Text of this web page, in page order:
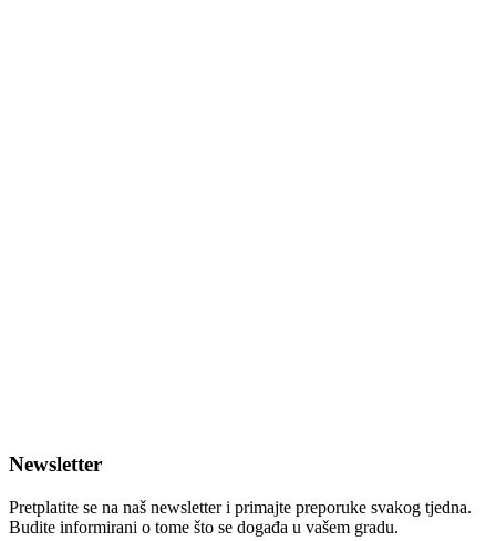
Newsletter
Pretplatite se na naš newsletter i primajte preporuke svakog tjedna.
Budite informirani o tome što se događa u vašem gradu.